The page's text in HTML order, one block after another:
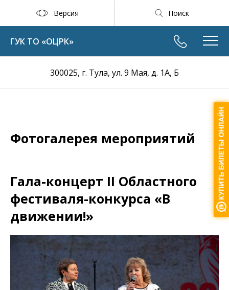
Версия Поиск
300025, г. Тула, ул. 9 Мая, д. 1А, Б
ГУК ТО «ОЦРК»
Фотогалерея мероприятий
Гала-концерт II Областного
фестиваля-конкурса «В
движении!»